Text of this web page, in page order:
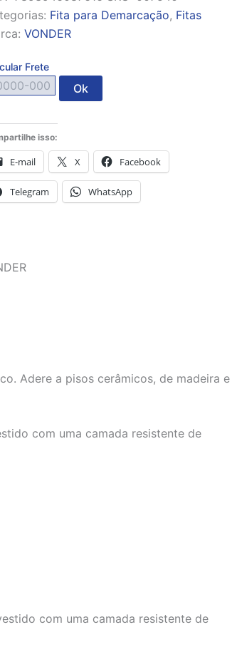
Fita para Demarcação, Fitas
VONDER
Frete
Ok
isso:
E-mail X Facebook
Telegram WhatsApp
Adere a pisos cerâmicos, de madeira e
com uma camada resistente de
com uma camada resistente de